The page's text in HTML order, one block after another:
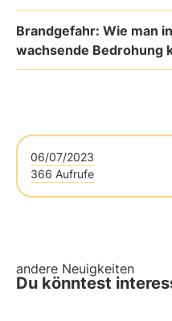
Brandgefahr: Wie man
wachsende Bedrohung
06/07/2023
366 Aufrufe
andere Neuigkeiten
Du könntest